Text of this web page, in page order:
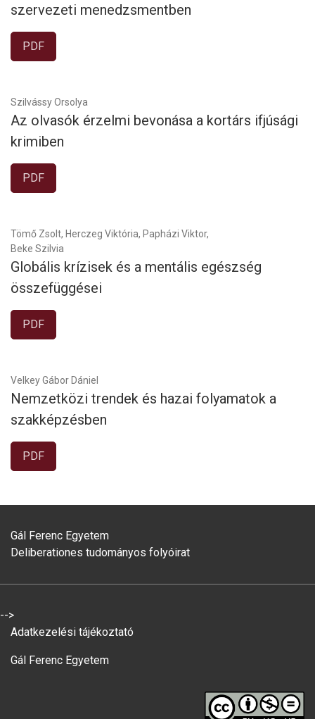
szervezeti menedzsmentben
PDF
Szilvássy Orsolya
Az olvasók érzelmi bevonása a kortárs ifjúsági
krimiben
PDF
Tömő Zsolt, Herczeg Viktória, Papházi Viktor,
Beke Szilvia
Globális krízisek és a mentális egészség
összefüggései
PDF
Velkey Gábor Dániel
Nemzetközi trendek és hazai folyamatok a
szakképzésben
PDF
Gál Ferenc Egyetem
Deliberationes tudományos folyóirat
-->
Adatkezelési tájékoztató
Gál Ferenc Egyetem